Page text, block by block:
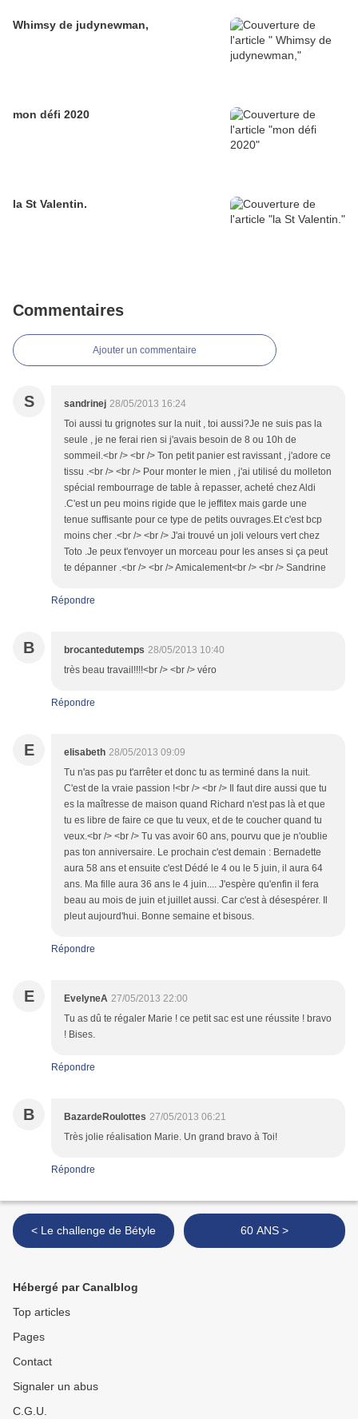
Whimsy de judynewman,
mon défi 2020
la St Valentin.
Commentaires
Ajouter un commentaire
S sandrinej 28/05/2013 16:24
Toi aussi tu grignotes sur la nuit , toi aussi?Je ne suis pas la
seule , je ne ferai rien si j'avais besoin de 8 ou 10h de
sommeil.<br /> <br /> Ton petit panier est ravissant , j'adore ce
tissu .<br /> <br /> Pour monter le mien , j'ai utilisé du molleton
spécial rembourrage de table à repasser, acheté chez Aldi
.C'est un peu moins rigide que le jeffitex mais garde une
tenue suffisante pour ce type de petits ouvrages.Et c'est bcp
moins cher .<br /> <br /> J'ai trouvé un joli velours vert chez
Toto .Je peux t'envoyer un morceau pour les anses si ça peut
te dépanner .<br /> <br /> Amicalement<br /> <br /> Sandrine
Répondre
B brocantedutemps 28/05/2013 10:40
très beau travail!!!!<br /> <br /> véro
Répondre
E elisabeth 28/05/2013 09:09
Tu n'as pas pu t'arrêter et donc tu as terminé dans la nuit.
C'est de la vraie passion !<br /> <br /> Il faut dire aussi que tu
es la maîtresse de maison quand Richard n'est pas là et que
tu es libre de faire ce que tu veux, et de te coucher quand tu
veux.<br /> <br /> Tu vas avoir 60 ans, pourvu que je n'oublie
pas ton anniversaire. Le prochain c'est demain : Bernadette
aura 58 ans et ensuite c'est Dédé le 4 ou le 5 juin, il aura 64
ans. Ma fille aura 36 ans le 4 juin.... J'espère qu'enfin il fera
beau au mois de juin et juillet aussi. Car c'est à désespérer. Il
pleut aujourd'hui. Bonne semaine et bisous.
Répondre
E EvelyneA 27/05/2013 22:00
Tu as dû te régaler Marie ! ce petit sac est une réussite ! bravo
! Bises.
Répondre
B BazardeRoulottes 27/05/2013 06:21
Très jolie réalisation Marie. Un grand bravo à Toi!
Répondre
< Le challenge de Bétyle 60 ANS >
Hébergé par Canalblog
Top articles
Pages
Contact
Signaler un abus
C.G.U.